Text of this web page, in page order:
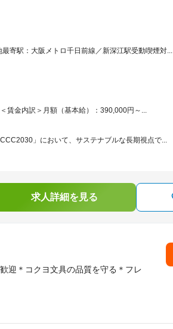
寄駅：大阪メトロ千日前線／新深江駅受動喫煙対...
賃金内訳＞月額（基本給）：390,000円～...
」において、サステナブルな長期視点で...
求人詳細を見る
迎＊コクヨ文具の品質を守る＊フレ